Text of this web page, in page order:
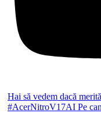
Hai să vedem dacă
#AcerNitroV17AI Pe